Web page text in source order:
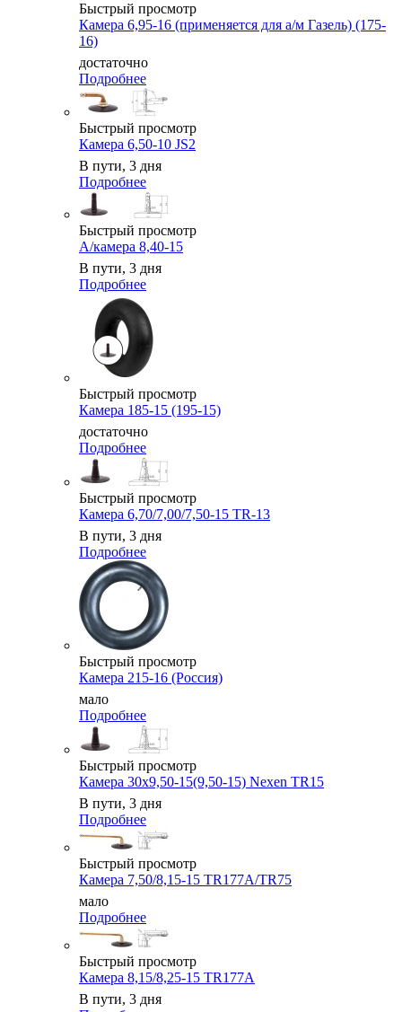
Быстрый просмотр
Камера 6,95-16 (применяется для а/м Газель) (175-
16)
достаточно
Подробнее
Быстрый просмотр
Камера 6,50-10 JS2
В пути, 3 дня
Подробнее
Быстрый просмотр
А/камера 8,40-15
В пути, 3 дня
Подробнее
Быстрый просмотр
Камера 185-15 (195-15)
достаточно
Подробнее
Быстрый просмотр
Камера 6,70/7,00/7,50-15 TR-13
В пути, 3 дня
Подробнее
Быстрый просмотр
Камера 215-16 (Россия)
мало
Подробнее
Быстрый просмотр
Камера 30x9,50-15(9,50-15) Nexen TR15
В пути, 3 дня
Подробнее
Быстрый просмотр
Камера 7,50/8,15-15 TR177A/TR75
мало
Подробнее
Быстрый просмотр
Камера 8,15/8,25-15 TR177A
В пути, 3 дня